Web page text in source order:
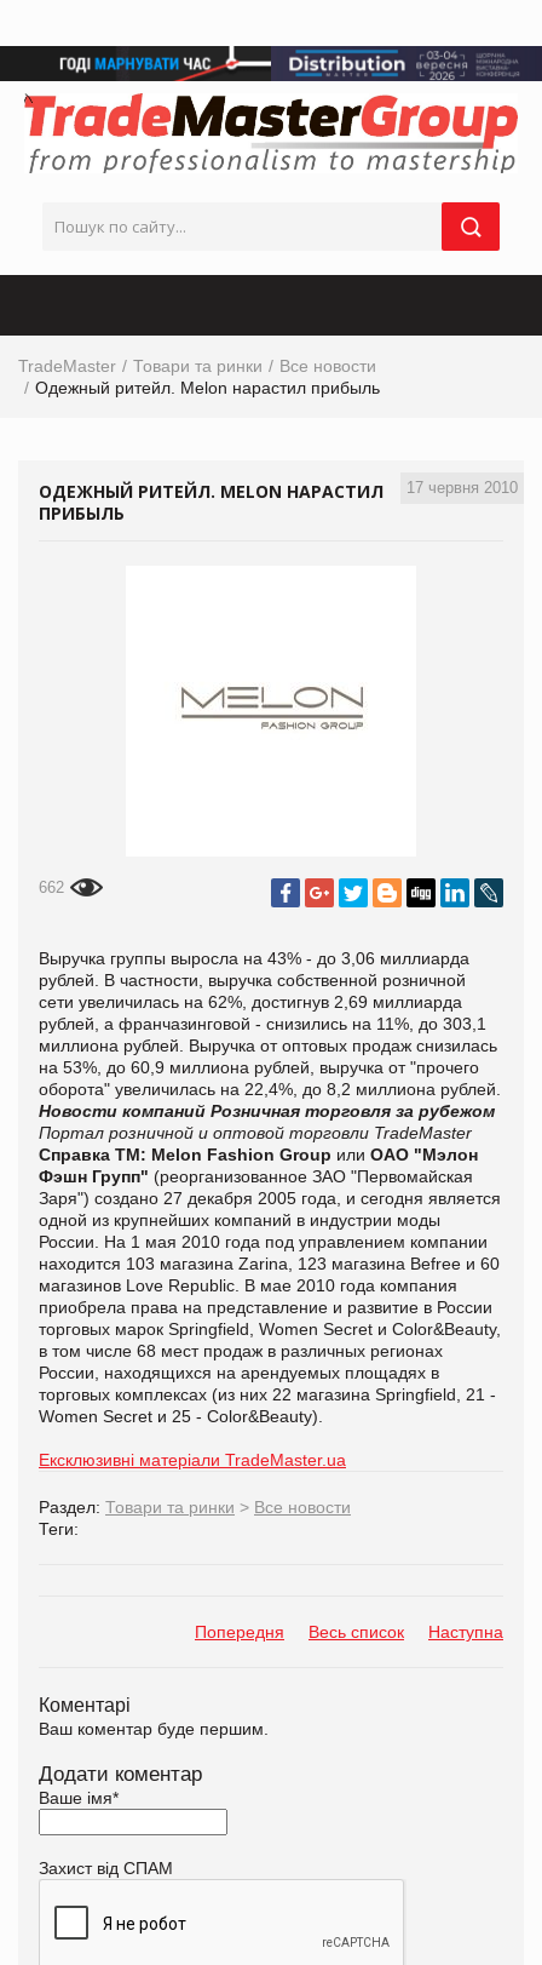
TradeMaster Товари та ринки
Все новости
Одежный ритейл. Melon нарастил прибыль
17 червня 2010
ОДЕЖНЫЙ РИТЕЙЛ. MELON НАРАСТИЛ
ПРИБЫЛЬ
662
Выручка группы выросла на 43% - до 3,06 миллиарда
рублей. В частности, выручка собственной розничной
сети увеличилась на 62%, достигнув 2,69 миллиарда
рублей, а франчазинговой - снизились на 11%, до 303,1
миллиона рублей. Выручка от оптовых продаж снизилась
на 53%, до 60,9 миллиона рублей, выручка от "прочего
оборота" увеличилась на 22,4%, до 8,2 миллиона рублей.
Новости компаний Розничная торговля за рубежом
Портал розничной и оптовой торговли TradeMaster
Справка ТМ: Melon Fashion Group или ОАО "Мэлон
Фэшн Групп" (реорганизованное ЗАО "Первомайская
Заря") создано 27 декабря 2005 года, и сегодня является
одной из крупнейших компаний в индустрии моды
России. На 1 мая 2010 года под управлением компании
находится 103 магазина Zarina, 123 магазина Befree и 60
магазинов Love Republic. В мае 2010 года компания
приобрела права на представление и развитие в России
торговых марок Springfield, Women Secret и Color&Beauty,
в том числе 68 мест продаж в различных регионах
России, находящихся на арендуемых площадях в
торговых комплексах (из них 22 магазина Springfield, 21 -
Women Secret и 25 - Color&Beauty).
Ексклюзивні матеріали TradeMaster.ua
Раздел: Товари та ринки > Все новости
Теги:
Попередня Весь список Наступна
Коментарі
Ваш коментар буде першим.
Додати коментар
Ваше імя*
Захист від СПАМ